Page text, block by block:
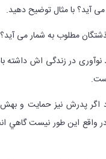
آید؟ با مثال توضیح دهید.
مطلوب به شمار می
در زندگی اش داشته
پدرش نيز حمايت و بهش
اين طور نيست گاهي